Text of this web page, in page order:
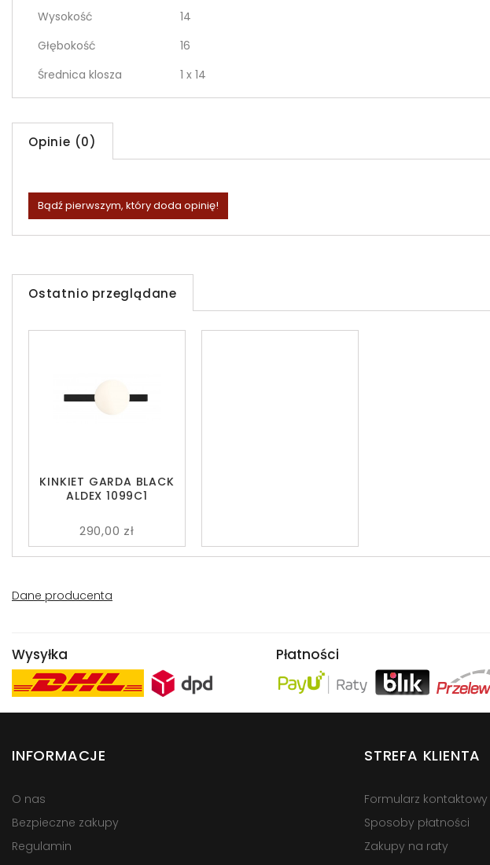
Wysokość
14
Głębokość
16
Średnica klosza
1 x 14
Opinie (0)
Bądź pierwszym, który doda opinię!
Ostatnio przeglądane
KINKIET GARDA BLACK
ALDEX 1099C1
290,00 zł
Dane producenta
Wysyłka Płatności
INFORMACJE
O nas
Bezpieczne zakupy
Regulamin
STREFA KLIENTA
Formularz kontaktowy
Sposoby płatności
Zakupy na raty